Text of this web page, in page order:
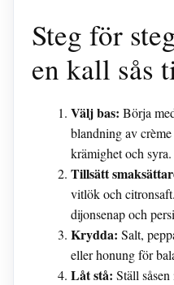
Steg för
en kall sås
Välj bas: Börja
blandning av
krämighet och syra.
Tillsätt
vitlök och
dijonsenap och
Krydda: Salt,
eller honung för
Låt stå: Ställ